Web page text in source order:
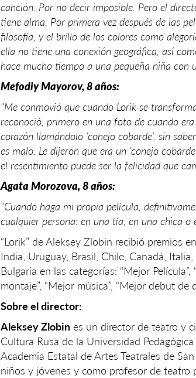
canción. Por no decir imposible. Pero el
tiene alma. Por primera vez después de las
filosofía, y el brillo de los colores como
ella no tiene una conexión geográfica, así
hace mucho tiempo a una pequeña niña con
Mefodiy Mayorov, 8 años:
“Me conmovió que cuando Lorik se
reconoció, primero en una foto de cuando
corazón llamándolo ‘conejo cobarde’, sin
es malo. Le dijeron que era un ‘conejo
el resentimiento puede ser la felicidad que
Agata Morozova, 8 años:
“Cuando haga mi propia película,
cualquier persona: en una tía, en una chica o
“Lorik” de Aleksey Zlobin recibió premios
India, Uruguay, Brasil, Chile, Canadá,
Bulgaria en las categorías: “Mejor
montaje”, “Mejor música”, “Mejor debut
Sobre el director:
Aleksey Zlobin es un director de teatro y
Cultura Rusa de la Universidad
Academia Estatal de Artes Teatrales de
niños y jóvenes y como profesor de teatro